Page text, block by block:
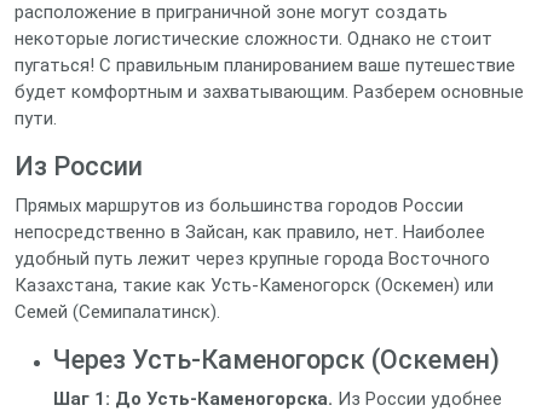
расположение в приграничной зоне могут создать
некоторые логистические сложности. Однако не стоит
пугаться! С правильным планированием ваше путешествие
будет комфортным и захватывающим. Разберем основные
пути.
Из России
Прямых маршрутов из большинства городов России
непосредственно в Зайсан, как правило, нет. Наиболее
удобный путь лежит через крупные города Восточного
Казахстана, такие как Усть-Каменогорск (Оскемен) или
Семей (Семипалатинск).
Через Усть-Каменогорск (Оскемен)
Шаг 1: До Усть-Каменогорска. Из России удобнее